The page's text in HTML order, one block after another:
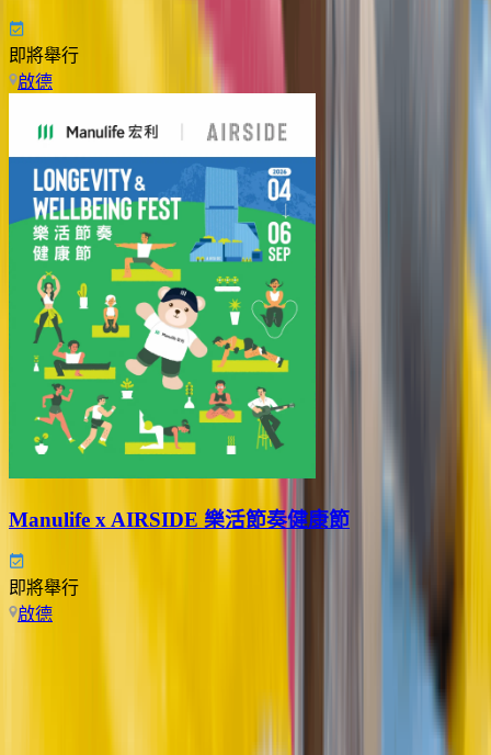
即將舉行
啟德
Manulife x AIRSIDE 樂活節奏健康節
即將舉行
啟德
啟德AIRSIDE人氣餐廳